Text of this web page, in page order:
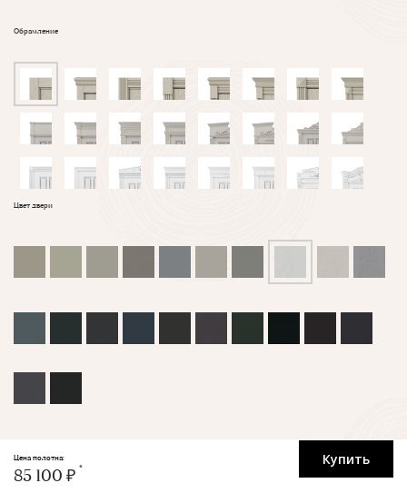
Обрамление
Цвет двери
Купить
Цена полотна:
85 100 ₽